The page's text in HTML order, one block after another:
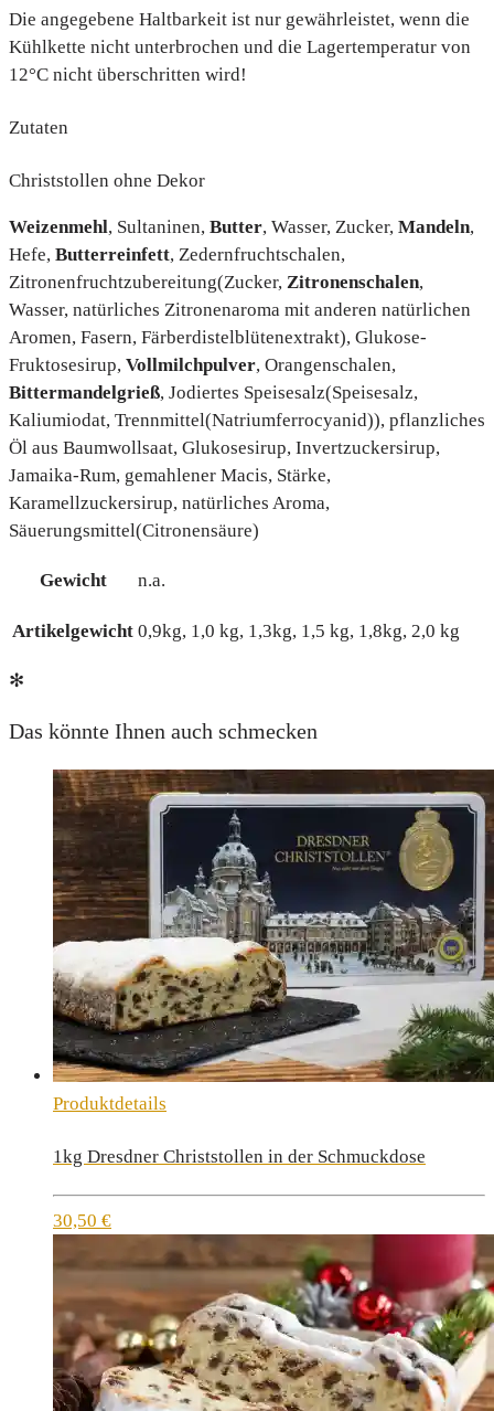
Die angegebene Haltbarkeit ist nur gewährleistet, wenn die
Kühlkette nicht unterbrochen und die Lagertemperatur von
12°C nicht überschritten wird!
Zutaten
Christstollen ohne Dekor
Weizenmehl, Sultaninen, Butter, Wasser, Zucker, Mandeln,
Hefe, Butterreinfett, Zedernfruchtschalen,
Zitronenfruchtzubereitung(Zucker, Zitronenschalen,
Wasser, natürliches Zitronenaroma mit anderen natürlichen
Aromen, Fasern, Färberdistelblütenextrakt), Glukose-
Fruktosesirup, Vollmilchpulver, Orangenschalen,
Bittermandelgrieß, Jodiertes Speisesalz(Speisesalz,
Kaliumiodat, Trennmittel(Natriumferrocyanid)), pflanzliches
Öl aus Baumwollsaat, Glukosesirup, Invertzuckersirup,
Jamaika-Rum, gemahlener Macis, Stärke,
Karamellzuckersirup, natürliches Aroma,
Säuerungsmittel(Citronensäure)
Gewicht n.a.
Artikelgewicht 0,9kg, 1,0 kg, 1,3kg, 1,5 kg, 1,8kg, 2,0 kg
✻
Das könnte Ihnen auch schmecken
Produktdetails
1kg Dresdner Christstollen in der Schmuckdose
30,50 €